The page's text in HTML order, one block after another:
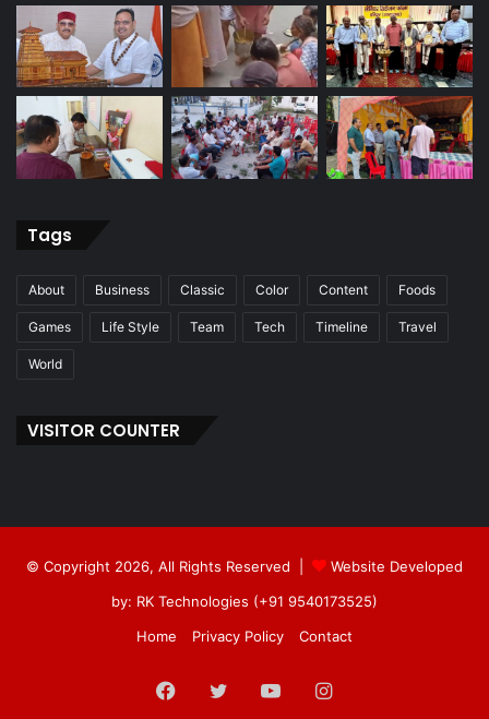
Tags
About Business Classic Color Content Foods
Games Life Style Team Tech Timeline Travel
World
VISITOR COUNTER
© Copyright 2026, All Rights Reserved |
Website Developed
by: RK Technologies (+91 9540173525)
Home
Privacy Policy Contact
Facebook
TwitterYouTubeInstagram